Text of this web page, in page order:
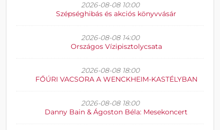
2026-08-08 10:00
Szépséghibás és akciós könyvvásár
2026-08-08 14:00
Országos Vízipisztolycsata
2026-08-08 18:00
FŐÚRI VACSORA A WENCKHEIM-KASTÉLYBAN
2026-08-08 18:00
Danny Bain & Ágoston Béla: Mesekoncert